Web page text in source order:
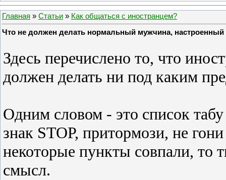
Главная » Статьи » Как общаться с иностранцем?
Что не должен делать нормальный мужчина,
Здесь перечислено то, что
должен делать ни под каким
Одним словом - это список
знак STOP, притормози, не
некоторые пункты совпали, то
смысл.